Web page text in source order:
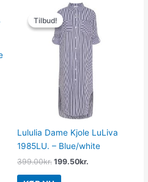
Tilbud!
Tilbud!
Lululia Dame Kjole LuLiva
1985LU. – Blue/white
399.00kr.
Den
oprindelige
pris
var:
399.00kr..
199.50kr.
aktuelle
pris
er:
199.50kr..